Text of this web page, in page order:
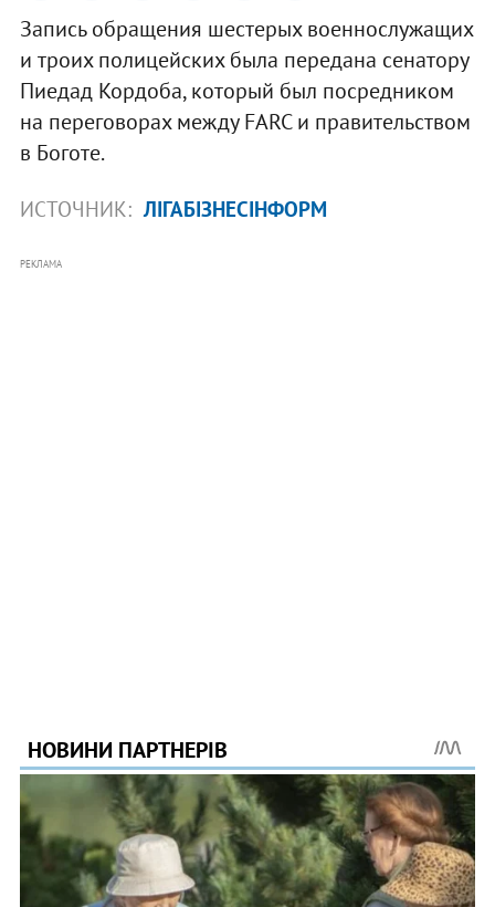
Запись обращения шестерых военнослужащих
и троих полицейских была передана сенатору
Пиедад Кордоба, который был посредником
на переговорах между FARC и правительством
в Боготе.
ИСТОЧНИК: ЛІГАБІЗНЕСІНФОРМ
РЕКЛАМА